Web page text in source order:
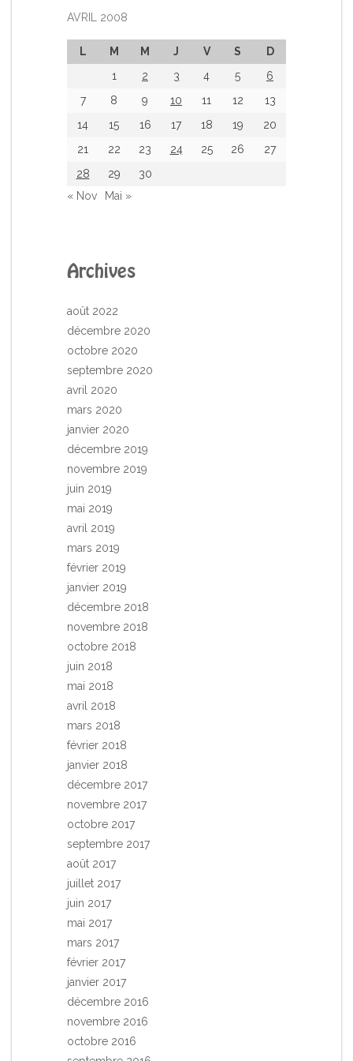
AVRIL 2008
L M M J V S
D
1
2 3 4 5
6
7
8 9 10 11 12
13
14
15 16 17 18 19
20
21
22 23 24 25 26
27
28
29
30
« Nov
Mai »
Archives
août 2022
décembre 2020
octobre 2020
septembre 2020
avril 2020
mars 2020
janvier 2020
décembre 2019
novembre 2019
juin 2019
mai 2019
avril 2019
mars 2019
février 2019
janvier 2019
décembre 2018
novembre 2018
octobre 2018
juin 2018
mai 2018
avril 2018
mars 2018
février 2018
janvier 2018
décembre 2017
novembre 2017
octobre 2017
septembre 2017
août 2017
juillet 2017
juin 2017
mai 2017
mars 2017
février 2017
janvier 2017
décembre 2016
novembre 2016
octobre 2016